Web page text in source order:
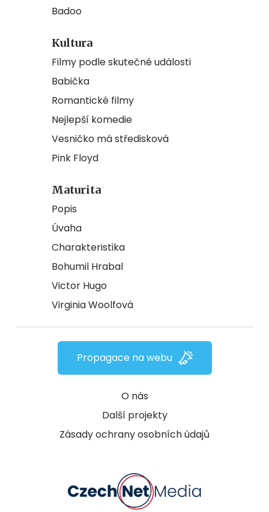
Badoo
Kultura
Filmy podle skutečné události
Babička
Romantické filmy
Nejlepší komedie
Vesničko má středisková
Pink Floyd
Maturita
Popis
Úvaha
Charakteristika
Bohumil Hrabal
Victor Hugo
Virginia Woolfová
O nás
Další projekty
Zásady ochrany osobních údajů
Propagace na webu